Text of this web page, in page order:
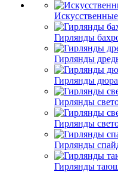
Гирлянды
Гирлянды
Гирлянды
Гирлянды
Гирлянды
Гирлянды
Гирлянды